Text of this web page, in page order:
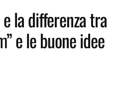
la differenza tra
e le buone idee